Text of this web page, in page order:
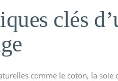
clés
comme le coton, la soie